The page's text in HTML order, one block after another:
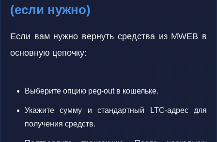
(если нужно)
Если вам нужно вернуть средства из MWEB в
основную цепочку:
Выберите опцию peg-out в кошельке.
Укажите сумму и стандартный LTC-адрес для
получения средств.